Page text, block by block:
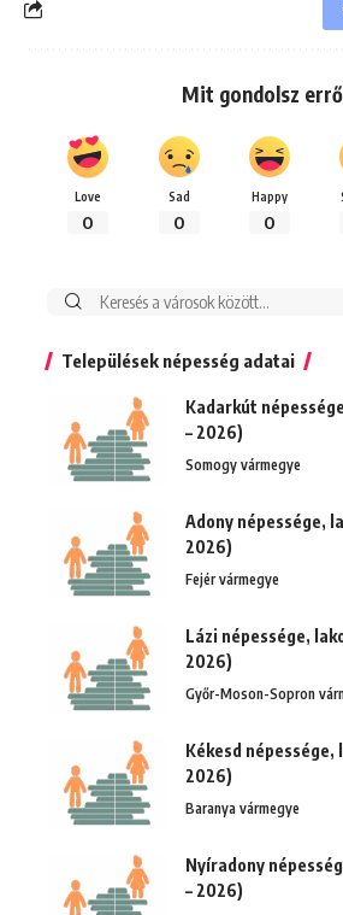
Mit gondolsz
Love
0
Sad
0
Happy
0
Keresés:
Települések népesség adatai
Kadarkút
– 2026)
Somogy vármegye
Adony népessége,
2026)
Fejér vármegye
Lázi népessége,
2026)
Győr-Moson-Sopron
Kékesd népessége,
2026)
Baranya vármegye
Nyíradony
– 2026)